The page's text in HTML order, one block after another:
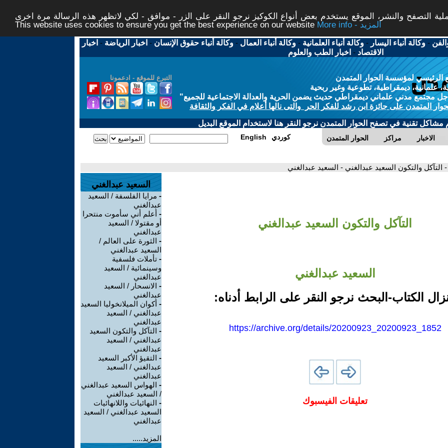
التصفح والنشر، الموقع يستخدم بعض أنواع الكوكيز نرجو النقر على الزر - موافق - لكي لاتظهر هذه الرسالة مرة اخرى -
This website uses cookies to ensure you get the best experience on our website
More info - المزيد
-وكالة أنباء اليسار -وكالة أنباء العلمانية -وكالة أنباء العمال -وكالة أنباء حقوق الإنسان - اخبار الرياضة - اخبار
الاقتصاد - اخبار الطب والعلوم
التبرع للموقع - ادعمونا
الرئيسي لمؤسسة الحوار المتمدن
علمانية، ديمقراطية، تطوعية وغير ربحية
مجتمع مدني علماني ديمقراطي حديث يضمن الحرية والعدالة الاجتماعية للجميع"
المتمدن على جائزة ابن رشد للفكر الحر والتى نالها أعلام في الفكر والثقافة
مشاكل تقنية في تصفح الحوار المتمدن نرجو النقر هنا لاستخدام الموقع البديل
الحوار المتمدن مراكز الاخبار English كوردي
- التآكل والتكون السعيد عبدالغني - السعيد عبدالغني
التآكل والتكون السعيد عبدالغني
السعيد عبدالغني
الكتاب-البحث نرجو النقر على الرابط أدناه:
https://archive.org/details/20200923_20200923_1852
تعليقات الفيسبوك
السعيد عبدالغني
- مرايا الفلسفة / السعيد
عبدالغني
- أعلم أني سأموت منتحرا
أو مقتولا / السعيد
عبدالغني
- الثورة على العالم /
السعيد عبدالغني
- تأملات فلسفية
وسينمائية / السعيد
عبدالغني
- الانسحار / السعيد
عبدالغني
- أكوان الميلانخوليا السعيد
عبدالغني / السعيد
عبدالغني
- التآكل والتكون السعيد
عبدالغني / السعيد
عبدالغني
- التقيؤ الأكبر السعيد
عبدالغني / السعيد
عبدالغني
- الهواس السعيد عبدالغني
/ السعيد عبدالغني
- النهائيات واللانهائيات
السعيد عبدالغني / السعيد
عبدالغني
المزيد.....